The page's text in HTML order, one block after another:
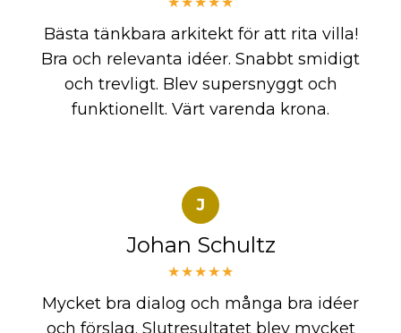
Bästa tänkbara arkitekt för att rita villa!
Bra och relevanta idéer. Snabbt smidigt
och trevligt. Blev supersnyggt och
funktionellt. Värt varenda krona.
J
Johan Schultz
★★★★★
Mycket bra dialog och många bra idéer
och förslag. Slutresultatet blev mycket